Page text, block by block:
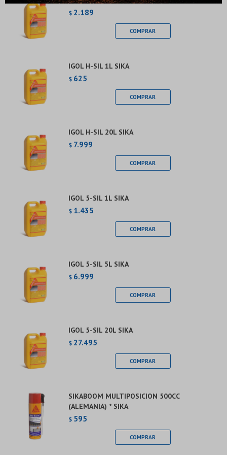
$ 2.189
IGOL H-SIL 1L SIKA
$ 625
IGOL H-SIL 20L SIKA
$ 7.999
IGOL 5-SIL 1L SIKA
$ 1.435
IGOL 5-SIL 5L SIKA
$ 6.999
IGOL 5-SIL 20L SIKA
$ 27.495
SIKABOOM MULTIPOSICION 500CC
(ALEMANIA) * SIKA
$ 595
Día Mes
Continuar
puede variar por comercio